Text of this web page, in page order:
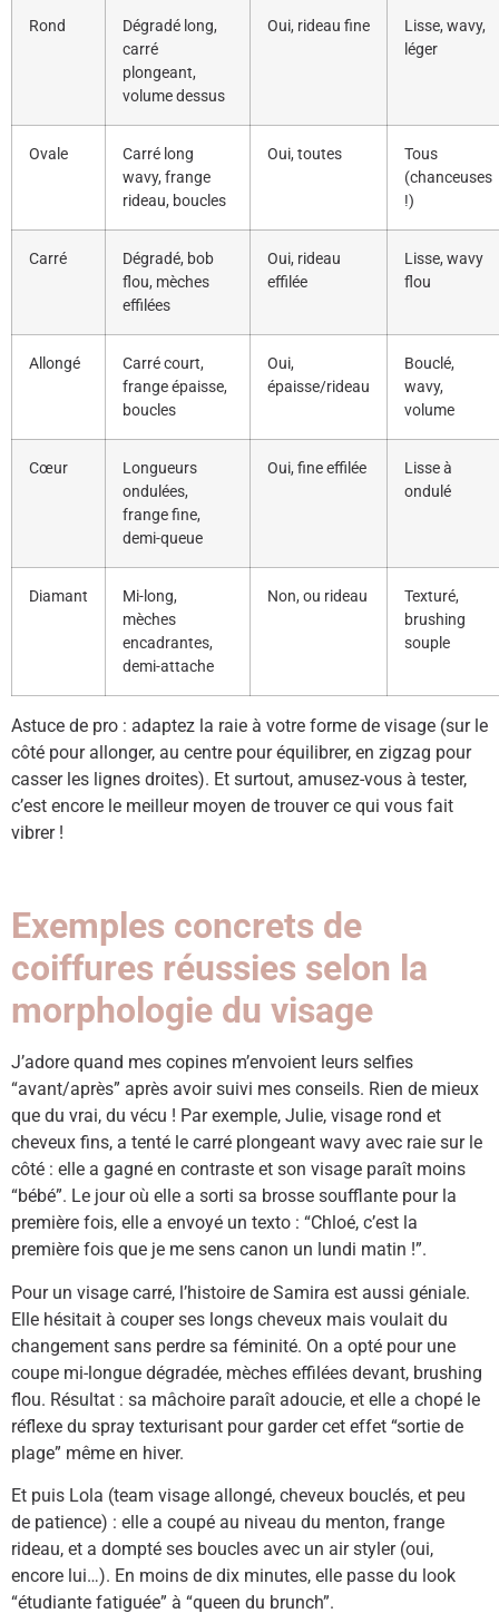
Rond
Dégradé long,
carré
plongeant,
volume dessus
Oui, rideau fine
Lisse, wavy,
léger
Ovale
Carré long
wavy, frange
rideau, boucles
Oui, toutes
Tous
(chanceuses
!)
Carré
Dégradé, bob
flou, mèches
effilées
Oui, rideau
effilée
Lisse, wavy
flou
Allongé
Carré court,
frange épaisse,
boucles
Oui,
épaisse/rideau
Bouclé,
wavy,
volume
Cœur
Longueurs
ondulées,
frange fine,
demi-queue
Oui, fine effilée
Lisse à
ondulé
Diamant
Mi-long,
mèches
encadrantes,
demi-attache
Non, ou rideau
Texturé,
brushing
souple
Astuce de pro : adaptez la raie à votre forme de visage (sur le
côté pour allonger, au centre pour équilibrer, en zigzag pour
casser les lignes droites). Et surtout, amusez-vous à tester,
c’est encore le meilleur moyen de trouver ce qui vous fait
vibrer !
Exemples concrets de
coiffures réussies selon la
morphologie du visage
J’adore quand mes copines m’envoient leurs selfies
“avant/après” après avoir suivi mes conseils. Rien de mieux
que du vrai, du vécu ! Par exemple, Julie, visage rond et
cheveux fins, a tenté le carré plongeant wavy avec raie sur le
côté : elle a gagné en contraste et son visage paraît moins
“bébé”. Le jour où elle a sorti sa brosse soufflante pour la
première fois, elle a envoyé un texto : “Chloé, c’est la
première fois que je me sens canon un lundi matin !”.
Pour un visage carré, l’histoire de Samira est aussi géniale.
Elle hésitait à couper ses longs cheveux mais voulait du
changement sans perdre sa féminité. On a opté pour une
coupe mi-longue dégradée, mèches effilées devant, brushing
flou. Résultat : sa mâchoire paraît adoucie, et elle a chopé le
réflexe du spray texturisant pour garder cet effet “sortie de
plage” même en hiver.
Et puis Lola (team visage allongé, cheveux bouclés, et peu
de patience) : elle a coupé au niveau du menton, frange
rideau, et a dompté ses boucles avec un air styler (oui,
encore lui…). En moins de dix minutes, elle passe du look
“étudiante fatiguée” à “queen du brunch”.